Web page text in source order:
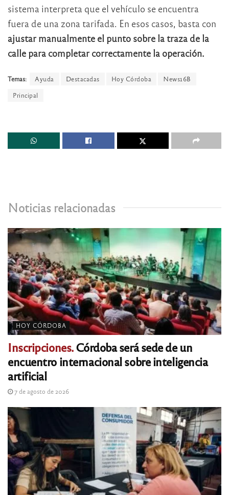
sistema interpreta que el vehículo se encuentra
fuera de una zona tarifada. En esos casos, basta con
ajustar manualmente el punto sobre la traza de la
calle para completar correctamente la operación.
Temas: Ayuda Destacadas Hoy Córdoba
News16B
Principal
Noticias relacionadas
HOY CÓRDOBA
Inscripciones.Córdoba será sede de un
encuentro internacional sobre inteligencia
artificial
7 de agosto de 2026